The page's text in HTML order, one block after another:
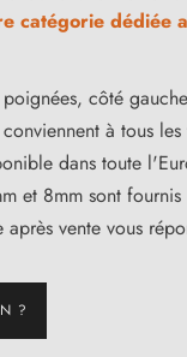
catégorie dédiée
côté
à tous
dans toute
et 8mm sont fournis
après vente vous
?